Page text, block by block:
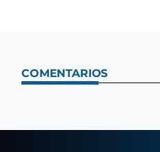
COMENTARIOS